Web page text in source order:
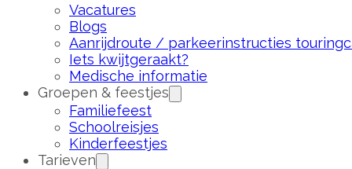
Vacatures
Blogs
Aanrijdroute / parkeerinstructies
Iets kwijtgeraakt?
Medische informatie
Groepen & feestjes
Familiefeest
Schoolreisjes
Kinderfeestjes
Tarieven